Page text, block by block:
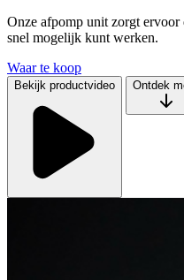
Onze afpomp unit zorgt
snel mogelijk kunt werken.
Waar te koop
Bekijk productvideo Ontdek